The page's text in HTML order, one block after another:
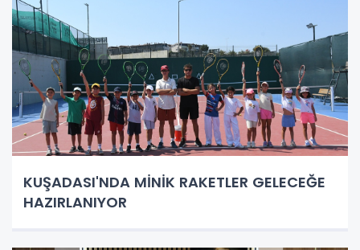
KUŞADASI'NDA MİNİK RAKETLER GELECEĞE
HAZIRLANIYOR